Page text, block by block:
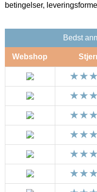
betingelser,
Bedst
Webshop